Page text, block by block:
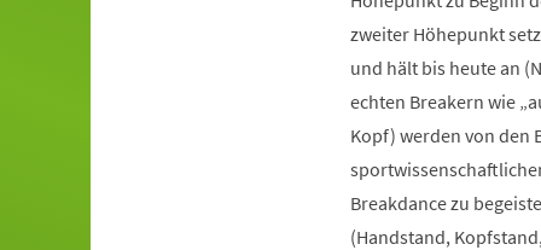
zweiter Höhepunkt
und hält bis heute an
echten Breakern wie
Kopf) werden von den
Breakdance zu
(Handstand,